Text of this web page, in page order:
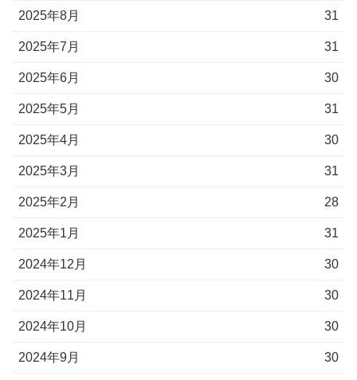
2025年8月 31
2025年7月 31
2025年6月 30
2025年5月 31
2025年4月 30
2025年3月 31
2025年2月 28
2025年1月 31
2024年12月 30
2024年11月 30
2024年10月 30
2024年9月 30